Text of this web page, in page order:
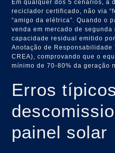
Em qualquer dos 5 cenários, a
reciclador certificado, não via
“amigo da elétrica”. Quando o
venda em mercado de
capacidade residual emitido
Anotação de
CREA), comprovando que o
mínimo de 70-80% da geração
Erros
painel solar